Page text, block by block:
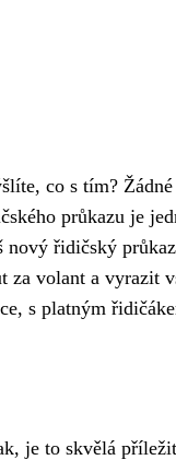
co s tím? Žádné
průkazu je
nový řidičský
za volant a
s platným
je to skvělá